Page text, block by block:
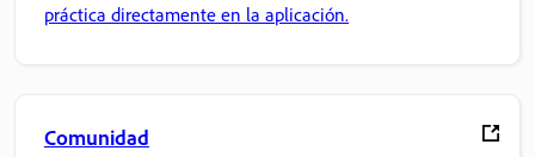
práctica directamente en la aplicación.
Comunidad